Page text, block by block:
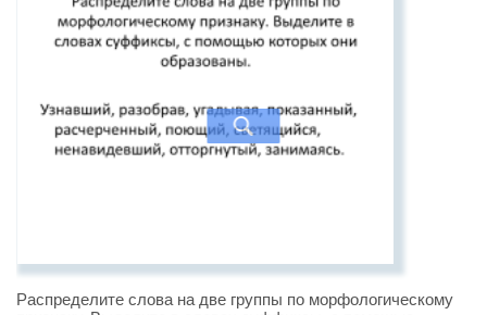
Распределите слова на две группы по морфологическому